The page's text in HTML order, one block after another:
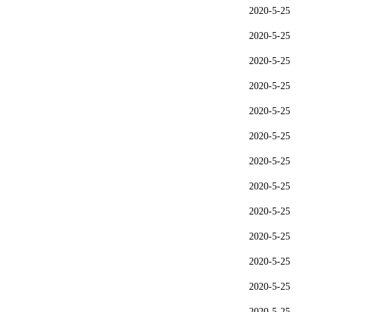
2020-5-25
2020-5-25
2020-5-25
2020-5-25
2020-5-25
2020-5-25
2020-5-25
2020-5-25
2020-5-25
2020-5-25
2020-5-25
2020-5-25